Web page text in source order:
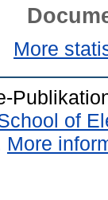
More
of
More